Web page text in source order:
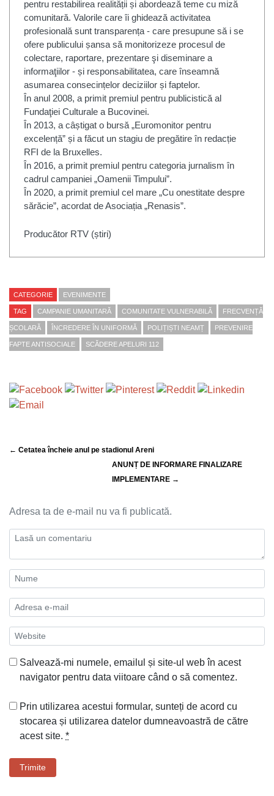
pentru restabilirea realității și abordează teme cu miză
comunitară. Valorile care îi ghidează activitatea
profesională sunt transparența - care presupune să i se
ofere publicului șansa să monitorizeze procesul de
colectare, raportare, prezentare şi diseminare a
informaţiilor - și responsabilitatea, care înseamnă
asumarea consecințelor deciziilor și faptelor.
În anul 2008, a primit premiul pentru publicistică al
Fundaţiei Culturale a Bucovinei.
În 2013, a câștigat o bursă „Euromonitor pentru
excelență” și a făcut un stagiu de pregătire în redacție
RFI de la Bruxelles.
În 2016, a primit premiul pentru categoria jurnalism în
cadrul campaniei „Oamenii Timpului”.
În 2020, a primit premiul cel mare „Cu onestitate despre
sărăcie”, acordat de Asociația „Renasis”.
Producător RTV (știri)
CATEGORIE EVENIMENTE
TAG CAMPANIE UMANITARĂ COMUNITATE VULNERABILĂ FRECVENȚĂ
ȘCOLARĂ ÎNCREDERE ÎN UNIFORMĂ POLIȚIȘTI NEAMȚ PREVENIRE
FAPTE ANTISOCIALE SCĂDERE APELURI 112
← Cetatea încheie anul pe stadionul Areni
ANUNȚ DE INFORMARE FINALIZARE
IMPLEMENTARE →
Adresa ta de e-mail nu va fi publicată.
Salvează-mi numele, emailul și site-ul web în acest
navigator pentru data viitoare când o să comentez.
Prin utilizarea acestui formular, sunteți de acord cu
stocarea și utilizarea datelor dumneavoastră de către
acest site. *
Trimite